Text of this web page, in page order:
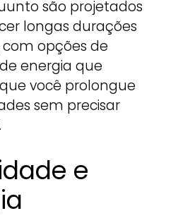
são projetados
longas durações
opções de
energia que
você prolongue
sem precisar
e